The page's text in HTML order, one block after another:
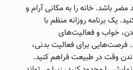
باشد. خانه را به مکانی آرام و
یک برنامه روزانه منظم با
خواب و فعالیت‌های
فرصت‌هایی برای فعالیت بدنی،
وقت در طبیعت فراهم کنید.